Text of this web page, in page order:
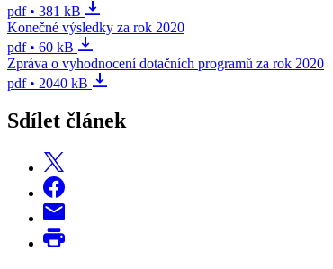
pdf • 381 kB
Konečné výsledky za rok 2020
pdf • 60 kB
Zpráva o vyhodnocení dotačních programů za rok 2020
pdf • 2040 kB
Sdílet článek